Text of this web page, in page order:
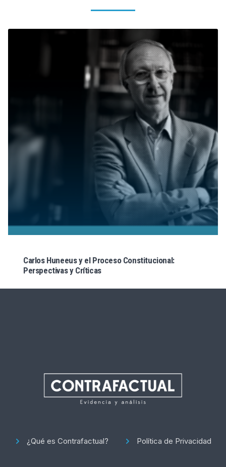
Carlos Huneeus y el Proceso Constitucional:
Perspectivas y Críticas
¿Qué es Contrafactual? Política de Privacidad